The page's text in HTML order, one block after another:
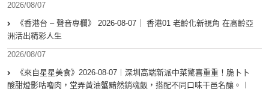
2026/08/07
《香港台 – 聲音專欄》 2026-08-07｜ 香港01 老齡化新視角 在高齡亞
洲活出精彩人生
2026/08/07
《來自星星美食》2026-08-07︱深圳高端新派中菜驚喜重重！脆卜卜
酸甜燈影咕嚕肉，堂弄黃油蟹黯然銷魂飯，搭配不同口味干邑名釀。︱